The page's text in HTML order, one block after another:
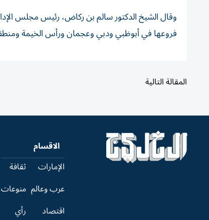
وقال الشيخ الدكتور سالم بن ركاض، رئيس مجلس
فروعها في أبوظبي ودبي وعجمان ورأس الخيمة
المقالة التالية
الاقسام
الإمارات
عرب وعالم
اقتصاد
ثقافة
منوعات
رأي